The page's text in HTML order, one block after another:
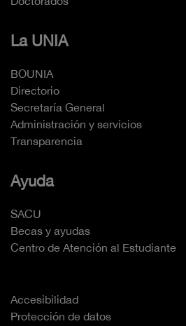
La UNIA
BOUNIA
Directorio
Secretaría General
Administración y servicios
Transparencia
Ayuda
SACU
Becas y ayudas
Centro de Atención al Estudiante
Accesibilidad
Protección de datos